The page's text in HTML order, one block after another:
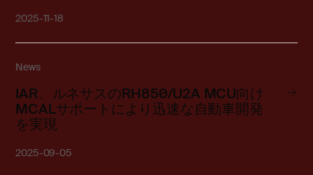
2025-11-18
IAR、ルネサスのRH850/U2A MCU向け
MCALサポートにより迅速な自動車開発
を実現
2025-09-05
News